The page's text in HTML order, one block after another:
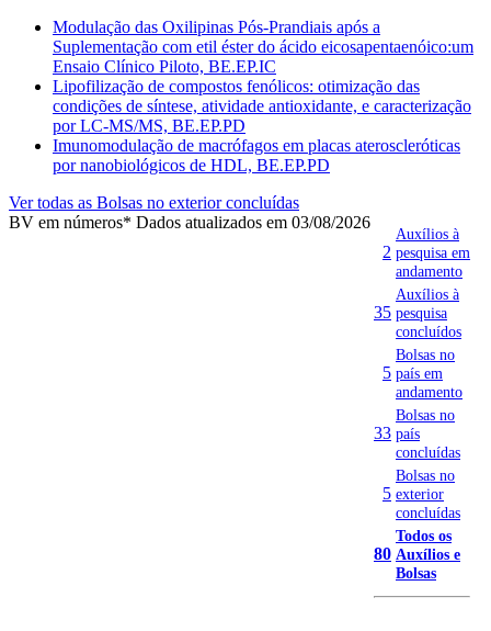
Modulação das Oxilipinas Pós-Prandiais após a
Suplementação com etil éster do ácido eicosapentaenóico:um
Ensaio Clínico Piloto, BE.EP.IC
Lipofilização de compostos fenólicos: otimização das
condições de síntese, atividade antioxidante, e caracterização
por LC-MS/MS, BE.EP.PD
Imunomodulação de macrófagos em placas ateroscleróticas
por nanobiológicos de HDL, BE.EP.PD
Ver todas as Bolsas no exterior concluídas
BV em números* Dados atualizados em 03/08/2026
2
Auxílios à
pesquisa em
andamento
35
Auxílios à
pesquisa
concluídos
5
Bolsas no
país em
andamento
33
Bolsas no
país
concluídas
5
Bolsas no
exterior
concluídas
80
Todos os
Auxílios e
Bolsas